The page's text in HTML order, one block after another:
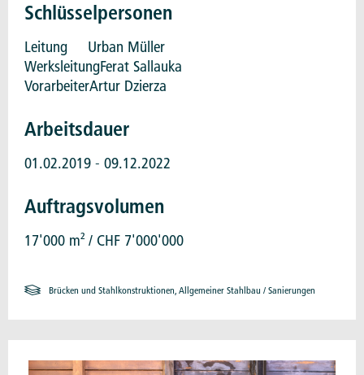
Schlüsselpersonen
Leitung
Urban Müller
WerksleitungFerat Sallauka
VorarbeiterArtur Dzierza
Arbeitsdauer
01.02.2019 - 09.12.2022
Auftragsvolumen
17'000 m² / CHF 7'000'000
Brücken und Stahlkonstruktionen, Allgemeiner Stahlbau / Sanierungen